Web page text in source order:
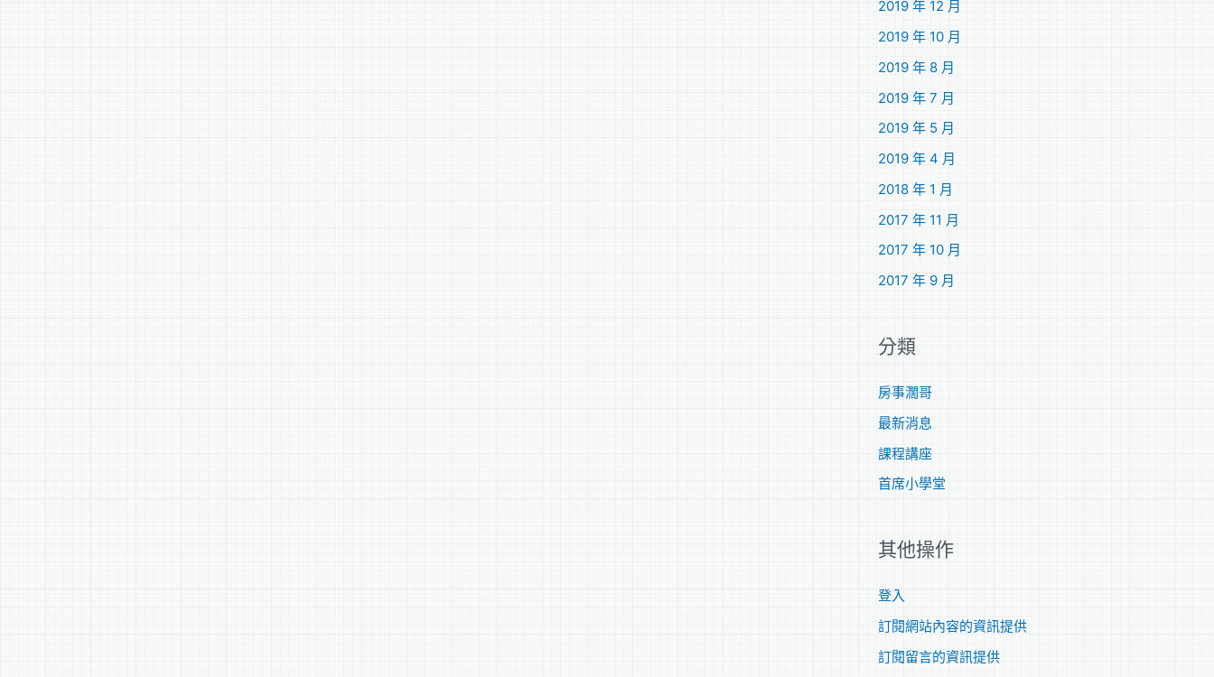
2019 年 12 月
2019 年 10 月
2019 年 8 月
2019 年 7 月
2019 年 5 月
2019 年 4 月
2018 年 1 月
2017 年 11 月
2017 年 10 月
2017 年 9 月
分類
房事濶哥
最新消息
課程講座
首席小學堂
其他操作
登入
訂閱網站內容的資訊提供
訂閱留言的資訊提供